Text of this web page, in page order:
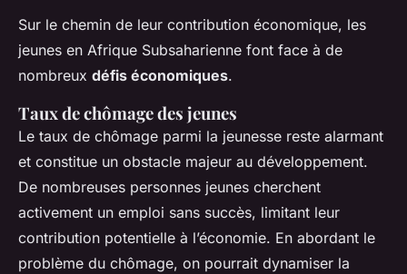
Sur le chemin de leur contribution économique, les
jeunes en Afrique Subsaharienne font face à de
nombreux défis économiques.
Taux de chômage des jeunes
Le taux de chômage parmi la jeunesse reste alarmant
et constitue un obstacle majeur au développement.
De nombreuses personnes jeunes cherchent
activement un emploi sans succès, limitant leur
contribution potentielle à l’économie. En abordant le
problème du chômage, on pourrait dynamiser la